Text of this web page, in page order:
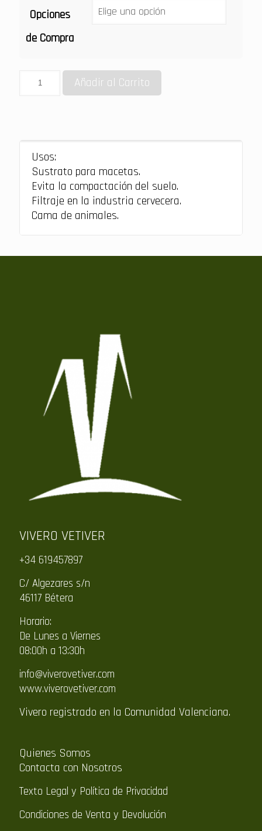
Opciones
de Compra
Añadir al Carrito
Usos:
Sustrato para macetas.
Evita la compactación del suelo.
Filtraje en la industria cervecera.
Cama de animales.
VIVERO VETIVER
+34 619457897
C/ Algezares s/n
46117 Bétera
Horario:
De Lunes a Viernes
08:00h a 13:30h
info@viverovetiver.com
www.viverovetiver.com
Vivero registrado en la Comunidad Valenciana.
Quienes Somos
Contacta con Nosotros
Texto Legal y Política de Privacidad
Condiciones de Venta y Devolución